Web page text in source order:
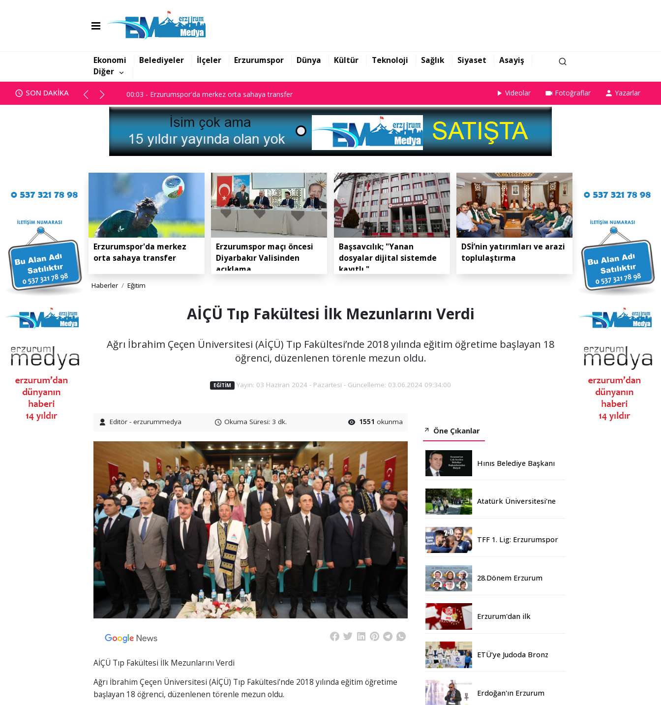
Ekonomi Belediyeler İlçeler Erzurumspor Dünya Kültür Teknoloji Sağlık Siyaset
Asayiş
Diğer
SON DAKİKA
00:03 - Erzurumspor'da merkez orta sahaya transfer
00:03 - Erzurumspor'da merkez orta sahaya transfer Videolar Fotoğraflar Yazarlar
Erzurumspor'da merkez
orta sahaya transfer
Erzurumspor maçı öncesi
Diyarbakır Valisinden
açıklama
Başsavcılık; "Yanan
dosyalar dijital sistemde
kayıtlı."
DSİ’nin yatırımları ve arazi
toplulaştırma
Haberler Eğitim
AİÇÜ Tıp Fakültesi İlk Mezunlarını Verdi
Ağrı İbrahim Çeçen Üniversitesi (AİÇÜ) Tıp Fakültesi’nde 2018 yılında eğitim öğretime başlayan 18
öğrenci, düzenlenen törenle mezun oldu.
EĞITIM Yayın: 03 Haziran 2024 - Pazartesi - Güncelleme: 03.06.2024 09:34:00
Editör - erzurummedya Okuma Süresi: 3 dk. 1551 okunma
AİÇÜ Tıp Fakültesi İlk Mezunlarını Verdi
Ağrı İbrahim Çeçen Üniversitesi (AİÇÜ) Tıp Fakültesi’nde 2018 yılında eğitim öğretime
başlayan 18 öğrenci, düzenlenen törenle mezun oldu.
Öne Çıkanlar
Hınıs Belediye Başkanı
Atatürk Üniversitesi'ne
Üniversiteden Öğrenci
TFF 1. Lig: Erzurumspor
28.Dönem Erzurum
Erzurum'dan ilk
ETÜ’ye Judoda Bronz
Erdoğan'ın Erzurum